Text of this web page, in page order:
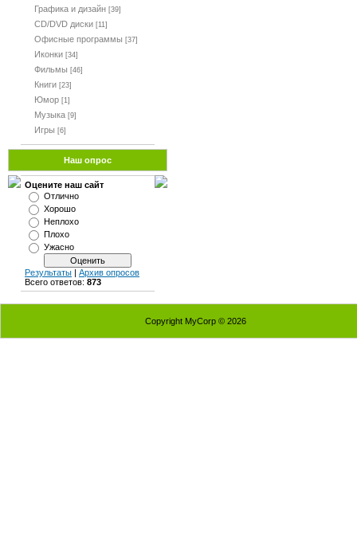
Графика и дизайн [39]
CD/DVD диски [11]
Офисные программы [37]
Иконки [34]
Фильмы [46]
Книги [23]
Юмор [1]
Музыка [9]
Игры [6]
Наш опрос
Оцените наш сайт
Отлично
Хорошо
Неплохо
Плохо
Ужасно
Результаты | Архив опросов
Всего ответов: 873
Copyright MyCorp © 2026